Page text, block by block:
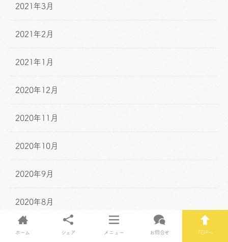
2021年3月
2021年2月
2021年1月
2020年12月
2020年11月
2020年10月
2020年9月
2020年8月
2020年7月
ホーム シェア メニュー お問合せ TOPへ